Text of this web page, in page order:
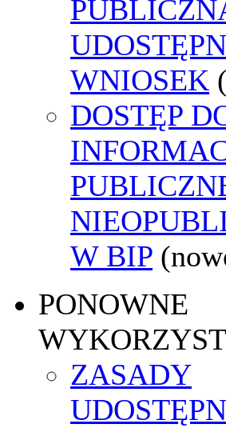
WNIOSEK
DOSTĘP
W BIP
PONOWNE
ZASADY